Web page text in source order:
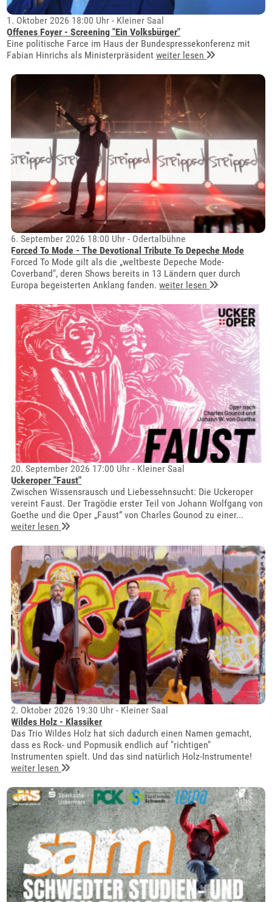
1. Oktober 2026 18:00 Uhr - Kleiner Saal
Offenes Foyer - Screening "Ein Volksbürger"
Eine politische Farce im Haus der Bundespressekonferenz mit
Fabian Hinrichs als Ministerpräsidentweiter lesen
6. September 2026 18:00 Uhr - Odertalbühne
Forced To Mode - The Devotional Tribute To Depeche Mode
Forced To Mode gilt als die „weltbeste Depeche Mode-
Coverband", deren Shows bereits in 13 Ländern quer durch
Europa begeisterten Anklang fanden.weiter lesen
20. September 2026 17:00 Uhr - Kleiner Saal
Uckeroper "Faust"
Zwischen Wissensrausch und Liebessehnsucht: Die Uckeroper
vereint Faust. Der Tragödie erster Teil von Johann Wolfgang von
Goethe und die Oper „Faust“ von Charles Gounod zu einer...
weiter lesen
2. Oktober 2026 19:30 Uhr - Kleiner Saal
Wildes Holz - Klassiker
Das Trio Wildes Holz hat sich dadurch einen Namen gemacht,
dass es Rock- und Popmusik endlich auf "richtigen"
Instrumenten spielt. Und das sind natürlich Holz-Instrumente!
weiter lesen